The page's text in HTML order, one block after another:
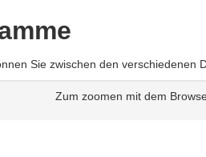
Sie zwischen den verschiedenen
Zum zoomen mit dem